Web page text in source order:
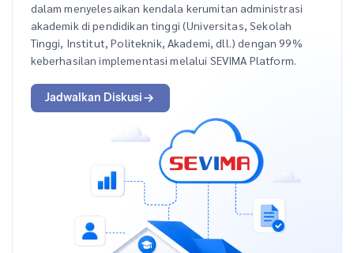
dalam menyelesaikan kendala kerumitan administrasi
akademik di pendidikan tinggi (Universitas, Sekolah
Tinggi, Institut, Politeknik, Akademi, dll.) dengan 99%
keberhasilan implementasi melalui SEVIMA Platform.
Jadwalkan Diskusi